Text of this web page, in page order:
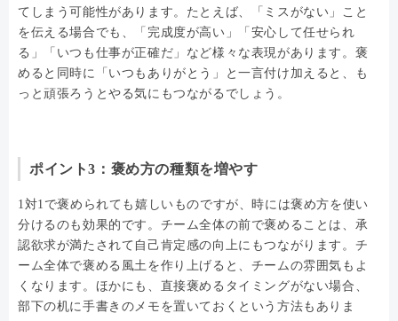
てしまう可能性があります。たとえば、「ミスがない」こと
を伝える場合でも、「完成度が高い」「安心して任せられ
る」「いつも仕事が正確だ」など様々な表現があります。褒
めると同時に「いつもありがとう」と一言付け加えると、も
っと頑張ろうとやる気にもつながるでしょう。
ポイント3：褒め方の種類を増やす
1対1で褒められても嬉しいものですが、時には褒め方を使い
分けるのも効果的です。チーム全体の前で褒めることは、承
認欲求が満たされて自己肯定感の向上にもつながります。チ
ーム全体で褒める風土を作り上げると、チームの雰囲気もよ
くなります。ほかにも、直接褒めるタイミングがない場合、
部下の机に手書きのメモを置いておくという方法もありま